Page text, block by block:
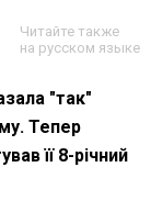
Читайте также
на русском языке
"так"
Тепер
її 8-річний